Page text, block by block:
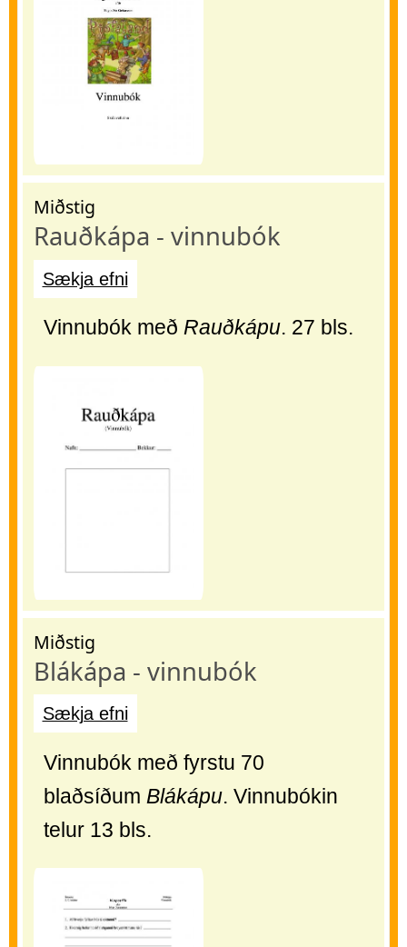
Miðstig
Rauðkápa - vinnubók
Sækja efni
Vinnubók með Rauðkápu. 27 bls.
Miðstig
Blákápa - vinnubók
Sækja efni
Vinnubók með fyrstu 70
blaðsíðum Blákápu. Vinnubókin
telur 13 bls.